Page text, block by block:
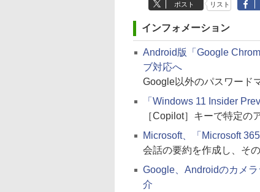
ポスト リスト
インフォメーション
Android版「Google
ブ対応へ
Google以外のパスワード
「Windows 11 Insider
［Copilot］キーで特定の
Microsoft、「Microsoft
会話の要約を作成し、そ
Google、Androidのカメ
介